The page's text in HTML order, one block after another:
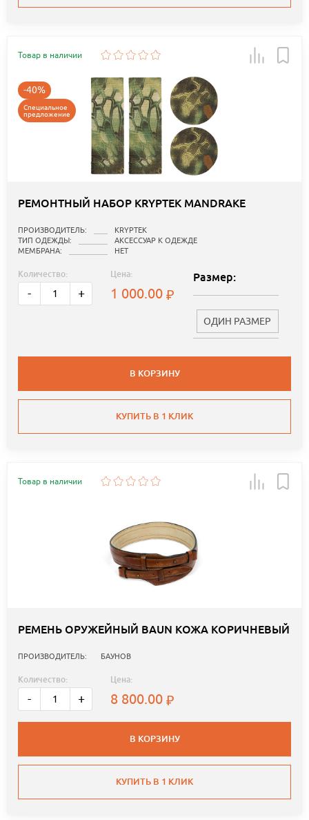
Товар в наличии
-40%
Специальное
предложение
РЕМОНТНЫЙ НАБОР KRYPTEK MANDRAKE
ПРОИЗВОДИТЕЛЬ:
KRYPTEK
ТИП ОДЕЖДЫ:
АКСЕССУАР К ОДЕЖДЕ
МЕМБРАНА:
НЕТ
Количество:
- +
Цена:
1 000.00
Размер:
ОДИН РАЗМЕР
В КОРЗИНУ
КУПИТЬ В 1 КЛИК
Товар в наличии
РЕМЕНЬ ОРУЖЕЙНЫЙ BAUN КОЖА КОРИЧНЕВЫЙ
ПРОИЗВОДИТЕЛЬ: БАУНОВ
Количество:
- +
Цена:
8 800.00
В КОРЗИНУ
КУПИТЬ В 1 КЛИК